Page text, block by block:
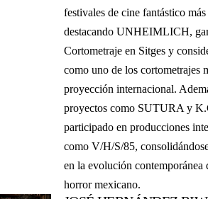
festivales de cine fantástico
destacando UNHEIMLICH,
Cortometraje en Sitges y
como uno de los cortometrajes
proyección internacional.
proyectos como SUTURA y
participado en producciones
como V/H/S/85,
en la evolución contemporánea
horror mexicano.